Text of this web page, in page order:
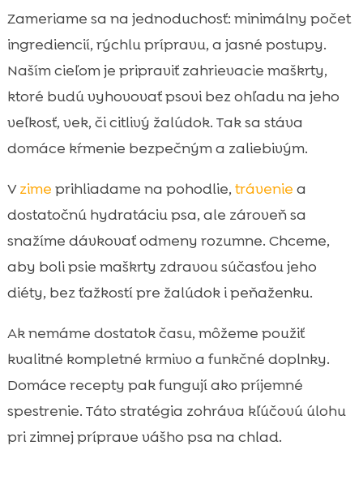
 Zahrievacie vývary a „gravy“: teplé
toppingy na granule

Voňavé zimné ingrediencie bezpečné pre
pes citlivo reaguje
CricksyDog ako skvelý základ zimného
mäsa a bez pšenice
Mäsové odmeny do zimy: MeatLover
maškrty ako čisté mäso

Vitamíny a podpora kĺbov v zime: Twinky
pre aktívnych aj starších psov
šampón a balzam na nos a labky
 Zuby v zime: prečo sú Denty vegánske
dentálne tyčinky dôležité celoročne
 Ako maškrty správne skladujeme a
pripravíme dopredu
Zameriame sa na jednoduchosť: minimálny počet
ingrediencií, rýchlu prípravu, a jasné postupy.
Naším cieľom je pripraviť zahrievacie maškrty,
ktoré budú vyhovovať psovi bez ohľadu na jeho
veľkosť, vek, či citlivý žalúdok. Tak sa stáva
domáce kŕmenie bezpečným a zaliebivým.
Vzime prihliadame na pohodlie, trávenie a
dostatočnú hydratáciu psa, ale zároveň sa
snažíme dávkovať odmeny rozumne. Chceme,
aby boli psie maškrty zdravou súčasťou jeho
diéty, bez ťažkostí pre žalúdok i peňaženku.
Ak nemáme dostatok času, môžeme použiť
kvalitné kompletné krmivo a funkčné doplnky.
Domáce recepty pak fungují ako príjemné
spestrenie. Táto stratégia zohráva kľúčovú úlohu
pri zimnej príprave vášho psa na chlad.